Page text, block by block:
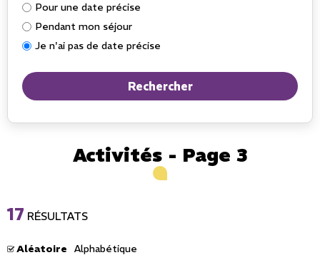
Pour une date précise
Pendant mon séjour
Je n'ai pas de date précise
Activités - Page 3
17 RÉSULTATS
Aléatoire Alphabétique